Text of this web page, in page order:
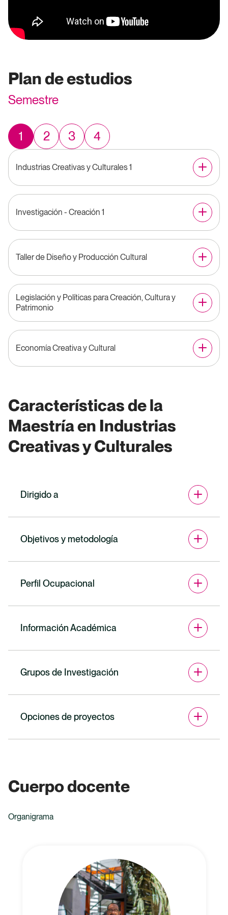
Plan de estudios
Semestre
1 2 3 4
Industrias Creativas y Culturales 1
Investigación - Creación 1
Taller de Diseño y Producción Cultural
Legislación y Políticas para Creación, Cultura y
Patrimonio
Economía Creativa y Cultural
Características de la
Maestría en Industrias
Creativas y Culturales
Dirigido a
Objetivos y metodología
Perfil Ocupacional
Información Académica
Grupos de Investigación
Opciones de proyectos
Cuerpo docente
Organigrama